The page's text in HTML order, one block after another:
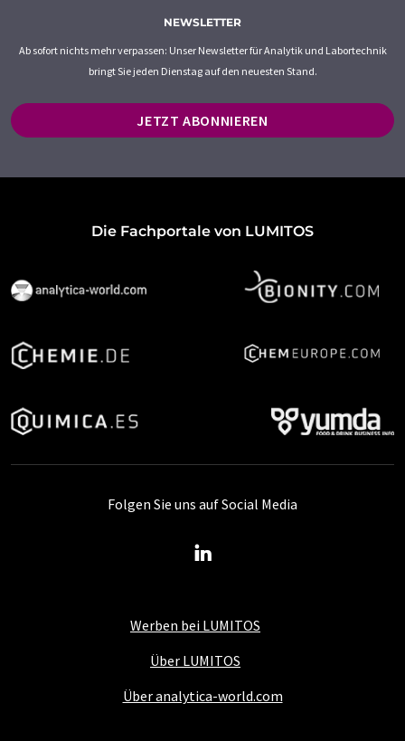
NEWSLETTER
Ab sofort nichts mehr verpassen: Unser Newsletter für Analytik und Labortechnik
bringt Sie jeden Dienstag auf den neuesten Stand.
JETZT ABONNIEREN
Die Fachportale von LUMITOS
Werben bei LUMITOS
Über LUMITOS
Über analytica-world.com
Folgen Sie uns auf Social Media